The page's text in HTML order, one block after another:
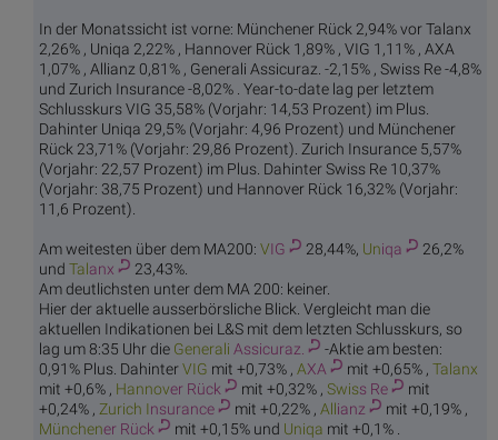
In der Monatssicht ist vorne: Münchener Rück 2,94% vor Talanx
2,26% , Uniqa 2,22% , Hannover Rück 1,89% , VIG 1,11% , AXA
1,07% , Allianz 0,81% , Generali Assicuraz. -2,15% , Swiss Re -4,8%
und Zurich Insurance -8,02% . Year-to-date lag per letztem
Schlusskurs VIG 35,58% (Vorjahr: 14,53 Prozent) im Plus.
Dahinter Uniqa 29,5% (Vorjahr: 4,96 Prozent) und Münchener
Rück 23,71% (Vorjahr: 29,86 Prozent). Zurich Insurance 5,57%
(Vorjahr: 22,57 Prozent) im Plus. Dahinter Swiss Re 10,37%
(Vorjahr: 38,75 Prozent) und Hannover Rück 16,32% (Vorjahr:
11,6 Prozent).
Am weitesten über dem MA200: VIG 28,44%, Uniqa
26,2%
und Talanx
23,43%.
Am deutlichsten unter dem MA 200: keiner.
Hier der aktuelle ausserbörsliche Blick. Vergleicht man die
aktuellen Indikationen bei L&S mit dem letzten Schlusskurs, so
lag um 8:35 Uhr die Generali Assicuraz.
-Aktie am besten:
0,91% Plus. DahinterVIG mit +0,73% , AXA mit +0,65% , Talanx
mit +0,6% , Hannover Rück mit +0,32% , Swiss Re
mit
+0,24% , Zurich Insurance mit +0,22% , Allianz
mit +0,19% ,
Münchener Rück mit +0,15% und Uniqa mit +0,1% .